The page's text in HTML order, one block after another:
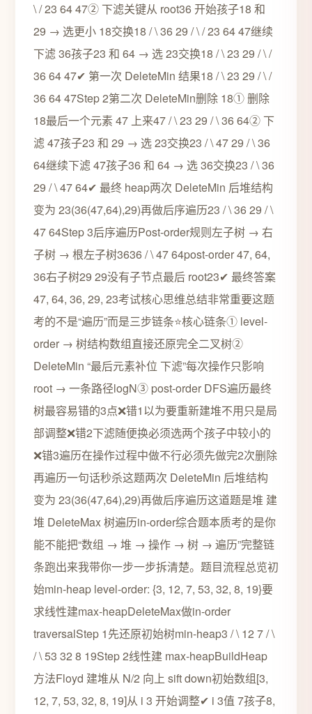
\ / 23 64 47② 下滤关键从 root36 开始孩子18 和
29 → 选更小 18交换18 / \ 36 29 / \ / 23 64 47继续
下滤 36孩子23 和 64 → 选 23交换18 / \ 23 29 / \ /
36 64 47✔ 第一次 DeleteMin 结果18 / \ 23 29 / \ /
36 64 47Step 2第二次 DeleteMin删除 18① 删除
18最后一个元素 47 上来47 / \ 23 29 / \ 36 64② 下
滤 47孩子23 和 29 → 选 23交换23 / \ 47 29 / \ 36
64继续下滤 47孩子36 和 64 → 选 36交换23 / \ 36
29 / \ 47 64✔ 最终 heap两次 DeleteMin 后堆结构
变为 23(36(47,64),29)再做后序遍历23 / \ 36 29 / \
47 64Step 3后序遍历Post-order规则左子树 → 右
子树 → 根左子树3636 / \ 47 64post-order 47, 64,
36右子树29 29没有子节点最后 root23✔ 最终答案
47, 64, 36, 29, 23考试核心思维总结非常重要这题
考的不是“遍历”而是三步链条⭐核心链条① level-
order → 树结构数组直接还原完全二叉树②
DeleteMin “最后元素补位 下滤”每次操作只影响
root → 一条路径logN③ post-order DFS遍历最终
树最容易错的3点❌错1以为要重新建堆不用只是局
部调整❌错2下滤随便换必须选两个孩子中较小的
❌错3遍历在操作过程中做不行必须先做完2次删除
再遍历一句话秒杀这题两次 DeleteMin 后堆结构
变为 23(36(47,64),29)再做后序遍历这道题是堆 建
堆 DeleteMax 树遍历in-order综合题本质考的是你
能不能把“数组 → 堆 → 操作 → 树 → 遍历”完整链
条跑出来我带你一步一步拆清楚。题目流程总览初
始min-heap level-order: {3, 12, 7, 53, 32, 8, 19}要
求线性建max-heapDeleteMax做in-order
traversalStep 1先还原初始树min-heap3 / \ 12 7 / \
/ \ 53 32 8 19Step 2线性建 max-heapBuildHeap
方法Floyd 建堆从 N/2 向上 sift down初始数组[3,
12, 7, 53, 32, 8, 19]从 i 3 开始调整✔ i 3值 7孩子8,